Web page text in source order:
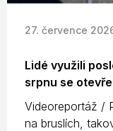
27. července
Lidé využili
srpnu se
Videoreportáž /
na bruslích,